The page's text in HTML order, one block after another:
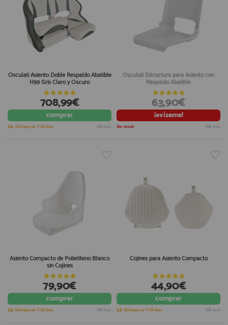
Osculati Asiento Doble Respaldo Abatible
H99 Gris Claro y Oscuro
708,99€
comprar
Entrega en 7-10 días IVA incl.
Osculati Estructura para Asiento con
Respaldo Abatible
63,90€
¡avíseme!
Sin stock IVA incl.
Asiento Compacto de Polietileno Blanco
sin Cojines
79,90€
comprar
Entrega en 7-10 días IVA incl.
Cojines para Asiento Compacto
44,90€
comprar
Entrega en 7-10 días IVA incl.